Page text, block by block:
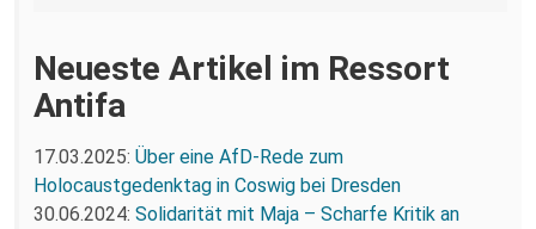
Neueste Artikel im Ressort
Antifa
17.03.2025: Über eine AfD-Rede zum
Holocaustgedenktag in Coswig bei Dresden
30.06.2024: Solidarität mit Maja – Scharfe Kritik an